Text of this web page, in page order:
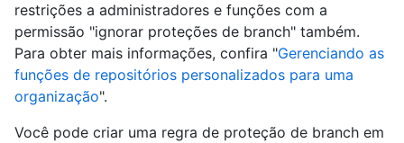
restrições a administradores e funções com a
permissão "ignorar proteções de branch" também.
Para obter mais informações, confira "Gerenciando as
funções de repositórios personalizados para uma
organização".
Você pode criar uma regra de proteção de branch em